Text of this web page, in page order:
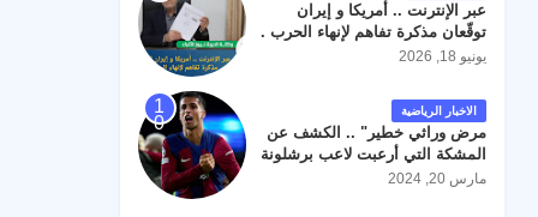
عبر الإنترنت .. أمريكا و إيران
توقّعان مذكرة تفاهم لإنهاء الحرب .
يونيو 18, 2026
الاخبار الرياضية
مرض وراثي خطير" .. الكشف عن
المشكة التي أرعبت لاعب برشلونة
جواو كانسيلو
مارس 20, 2024